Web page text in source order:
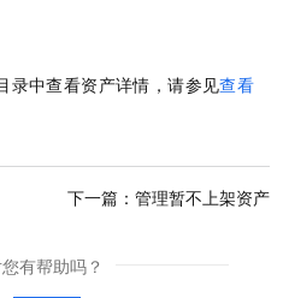
录中查看资产详情，请参见查看
下一篇： 管理暂不上架资产
有帮助吗？